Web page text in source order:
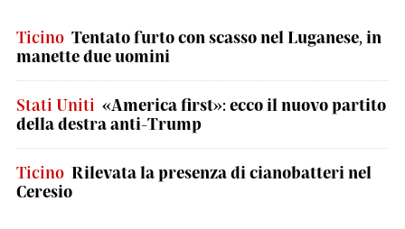
Ticino Tentato furto con scasso nel Luganese, in
manette due uomini
Stati Uniti «America first»: ecco il nuovo partito
della destra anti-Trump
Ticino Rilevata la presenza di cianobatteri nel
Ceresio